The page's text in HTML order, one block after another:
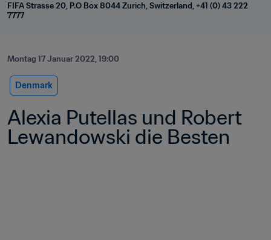
FIFA Strasse 20, P.O Box 8044 Zurich, Switzerland, +41 (0) 43 222
7777
Montag 17 Januar 2022, 19:00
Denmark
Alexia Putellas und Robert
Lewandowski die Besten